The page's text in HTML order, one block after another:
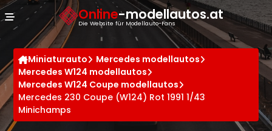
Online-modellautos.at
Die Website für Modellauto-Fans
Miniaturauto
Mercedes modellautos
Mercedes W124 modellautos
Mercedes W124 Coupe modellautos
Mercedes 230 Coupe (W124) Rot 1991 1/43
Minichamps
Cookie-Einstellungen